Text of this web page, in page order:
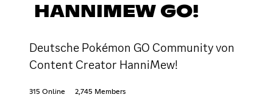
HANNIMEW GO!
Deutsche Pokémon GO Community von
Content Creator HanniMew!
315 Online 2,745 Members